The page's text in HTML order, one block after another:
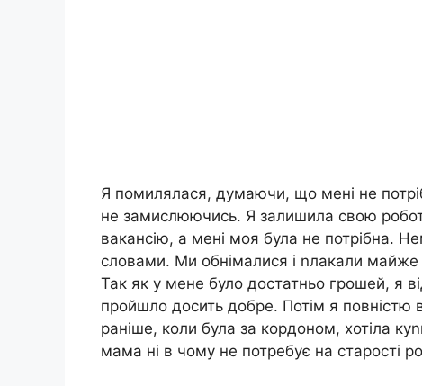
Я помилялася, думаючи, що мені не
не замислюючись. Я залишила свою
вакансію, а мені моя була не потрібна.
словами. Ми обнімалися і nлакали
Так як у мене було достатньо грошей, я
пройшло досить добре. Потім я повністю
раніше, коли була за кордоном, хотіла
мама ні в чому не потребує на старості